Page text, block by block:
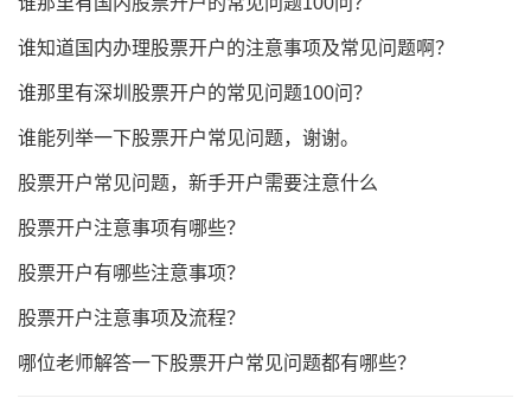
谁知道国内办理股票开户的注意事项及常见问题啊？
谁那里有深圳股票开户的常见问题100问？
谁能列举一下股票开户常见问题，谢谢。
股票开户常见问题，新手开户需要注意什么
股票开户注意事项有哪些？
股票开户有哪些注意事项？
股票开户注意事项及流程？
哪位老师解答一下股票开户常见问题都有哪些？